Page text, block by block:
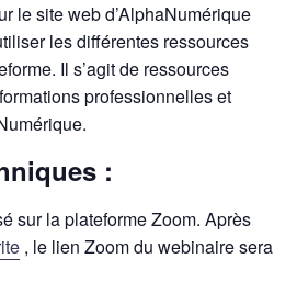
le site web d’AlphaNumérique
les différentes ressources
Il s’agit de ressources
professionnelles et
:
sur la plateforme Zoom. Après
, le lien Zoom du webinaire sera